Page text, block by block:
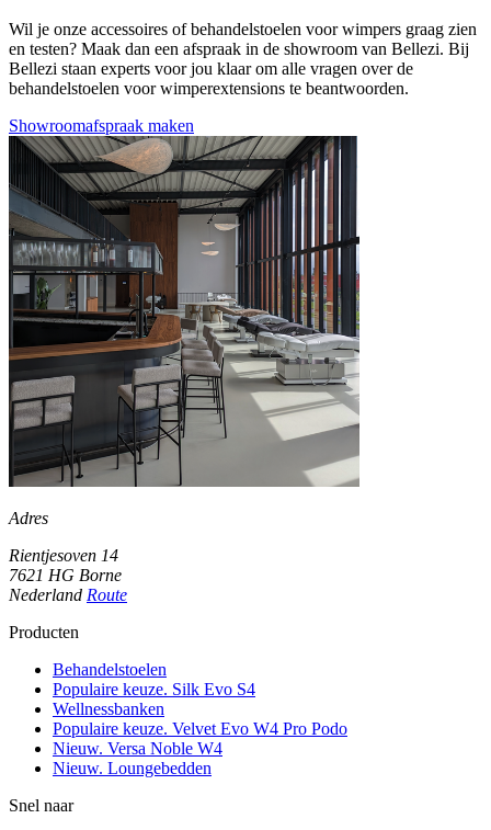
Wil je onze accessoires of behandelstoelen voor wimpers graag zien
en testen? Maak dan een afspraak in de showroom van Bellezi. Bij
Bellezi staan experts voor jou klaar om alle vragen over de
behandelstoelen voor wimperextensions te beantwoorden.
Showroomafspraak maken
Adres
Rientjesoven 14
7621 HG Borne
Nederland Route
Producten
Behandelstoelen
Populaire keuze. Silk Evo S4
Wellnessbanken
Populaire keuze. Velvet Evo W4 Pro Podo
Nieuw. Versa Noble W4
Nieuw. Loungebedden
Snel naar